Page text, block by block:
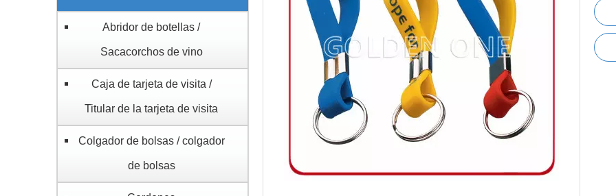
Abridor de botellas /
Sacacorchos de vino
Caja de tarjeta de visita /
Titular de la tarjeta de visita
Colgador de bolsas / colgador
de bolsas